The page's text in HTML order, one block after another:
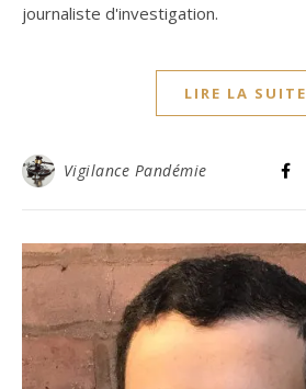
journaliste d'investigation.
LIRE LA SUITE
Vigilance Pandémie